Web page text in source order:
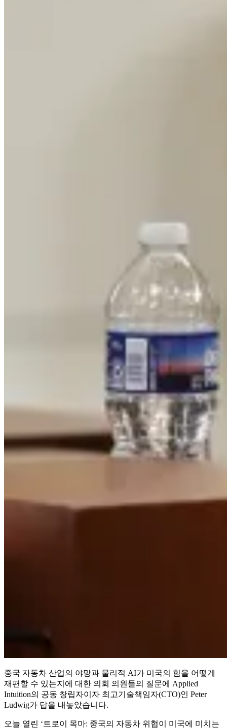
중국 자동차 산업의 야망과 물리적 AI가 미국의 힘을 어떻게
재편할 수 있는지에 대한 의회 의원들의 질문에 Applied
Intuition의 공동 창립자이자 최고기술책임자(CTO)인 Peter
Ludwig가 답을 내놓았습니다.
오늘 열린 ‘트로이 목마: 중국의 자동차 위협이 미국에 미치는